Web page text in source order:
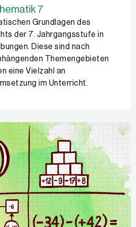
7
Grundlagen des
der 7. Jahrgangsstufe in
Diese sind nach
Themengebieten
eine Vielzahl an
im Unterricht.